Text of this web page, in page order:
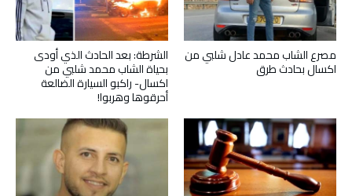
الشرطة: بعد الحادث الذي أودى
بحياة الشاب محمد شلبي من
اكسال- راكبو السيارة الضالعة
أحرقوها وهربوا!
مصرع الشاب محمد عادل شلبي من
اكسال بحادث طرق